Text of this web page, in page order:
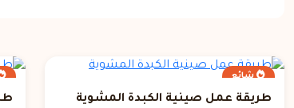
شائع
طريقة عمل صينية الكبدة المشوية